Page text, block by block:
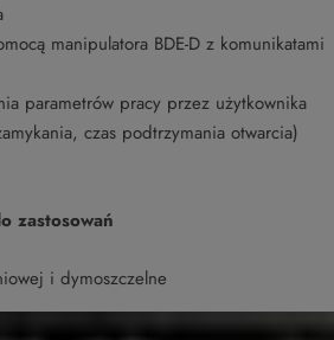
manipulatora BDE-D z komunikatami
parametrów pracy przez użytkownika
czas podtrzymania otwarcia)
zastosowań
i dymoszczelne